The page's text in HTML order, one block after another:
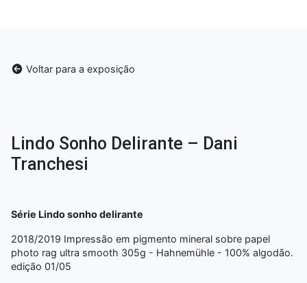
Voltar para a exposição
Lindo Sonho Delirante – Dani
Tranchesi
Série Lindo sonho delirante
2018/2019 Impressão em pigmento mineral sobre papel
photo rag ultra smooth 305g - Hahnemühle - 100% algodão.
edição 01/05